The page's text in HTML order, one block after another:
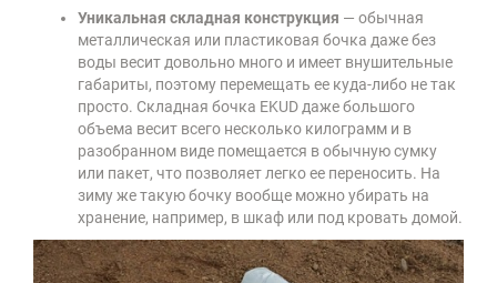
Уникальная складная конструкция — обычная
металлическая или пластиковая бочка даже без
воды весит довольно много и имеет внушительные
габариты, поэтому перемещать ее куда-либо не так
просто. Складная бочка EKUD даже большого
объема весит всего несколько килограмм и в
разобранном виде помещается в обычную сумку
или пакет, что позволяет легко ее переносить. На
зиму же такую бочку вообще можно убирать на
хранение, например, в шкаф или под кровать домой.